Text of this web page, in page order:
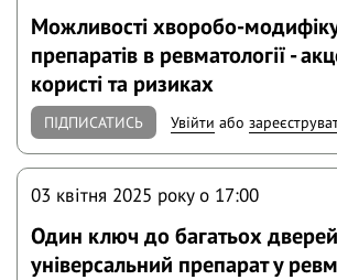
Можливості хворобо-
препаратів в ревматології -
користі та ризиках
ПІДПИСАТИСЬ Увійти або
03 квітня 2025 року o 17:00
Один ключ до багатьох
універсальний препарат у